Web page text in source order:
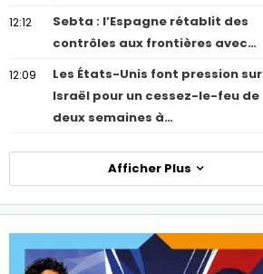
12:12
Sebta : l’Espagne rétablit des
contrôles aux frontières avec…
12:09
Les États-Unis font pression sur
Israël pour un cessez-le-feu de
deux semaines à…
Afficher Plus